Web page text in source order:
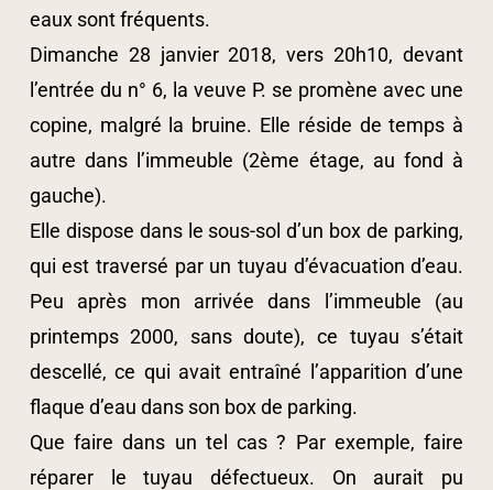
eaux sont fréquents.
Dimanche 28 janvier 2018, vers 20h10, devant
l’entrée du n° 6, la veuve P. se promène avec une
copine, malgré la bruine. Elle réside de temps à
autre dans l’immeuble (2ème étage, au fond à
gauche).
Elle dispose dans le sous-sol d’un box de parking,
qui est traversé par un tuyau d’évacuation d’eau.
Peu après mon arrivée dans l’immeuble (au
printemps 2000, sans doute), ce tuyau s’était
descellé, ce qui avait entraîné l’apparition d’une
flaque d’eau dans son box de parking.
Que faire dans un tel cas ? Par exemple, faire
réparer le tuyau défectueux. On aurait pu